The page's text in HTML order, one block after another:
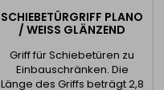
SCHIEBETÜRGRIFF PLANO
/ WEISS GLÄNZEND
Griff für Schiebetüren zu
Einbauschränken. Die
Länge des Griffs beträgt 2,8